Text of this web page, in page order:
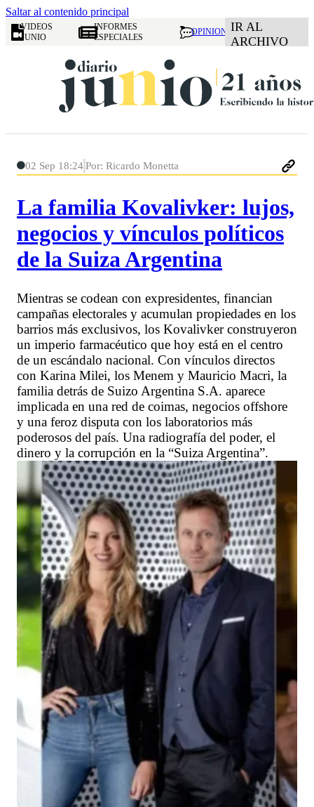
Saltar al contenido principal
VIDEOS
JUNIO
INFORMES
ESPECIALES
OPINION IR AL
ARCHIVO
02 Sep 18:24Por: Ricardo Monetta
La familia Kovalivker: lujos,
negocios y vínculos políticos
de la Suiza Argentina
Mientras se codean con expresidentes, financian
campañas electorales y acumulan propiedades en los
barrios más exclusivos, los Kovalivker construyeron
un imperio farmacéutico que hoy está en el centro
de un escándalo nacional. Con vínculos directos
con Karina Milei, los Menem y Mauricio Macri, la
familia detrás de Suizo Argentina S.A. aparece
implicada en una red de coimas, negocios offshore
y una feroz disputa con los laboratorios más
poderosos del país. Una radiografía del poder, el
dinero y la corrupción en la “Suiza Argentina”.